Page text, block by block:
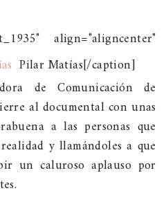
align="aligncenter"
Pilar Matías[/caption]
de Comunicación de
al documental con unas
a las personas que
y llamándoles a que
un caluroso aplauso por